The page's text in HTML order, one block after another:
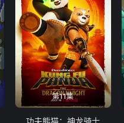
第11集
功夫熊猫：神龙骑士